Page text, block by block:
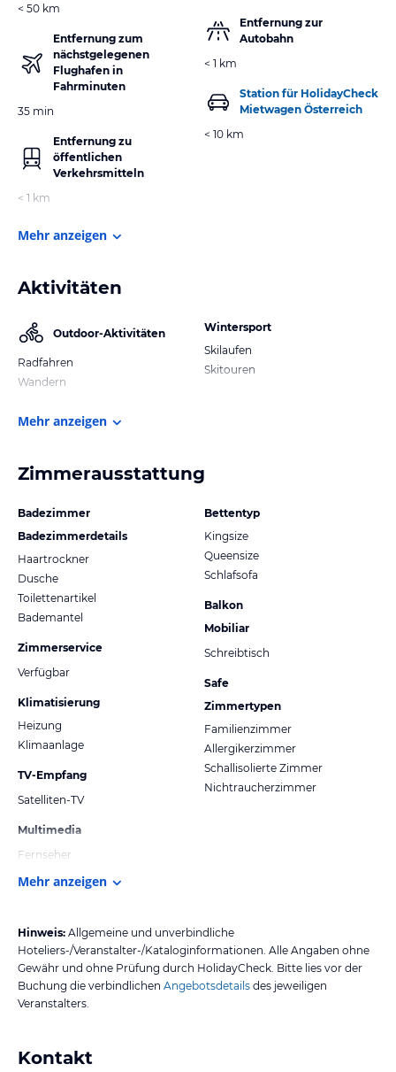
< 50 km
Entfernung zum
nächstgelegenen
Flughafen in
Fahrminuten
35 min
Entfernung zu
öffentlichen
Verkehrsmitteln
< 1 km
Entfernung zur
Autobahn
< 1 km
Station für HolidayCheck
Mietwagen Österreich
< 10 km
Mehr anzeigen
Aktivitäten
Outdoor-Aktivitäten
Radfahren
Wandern
Wintersport
Skilaufen
Skitouren
Mehr anzeigen
Zimmerausstattung
Badezimmer
Badezimmerdetails
Haartrockner
Dusche
Toilettenartikel
Bademantel
Zimmerservice
Verfügbar
Klimatisierung
Heizung
Klimaanlage
TV-Empfang
Satelliten-TV
Multimedia
Fernseher
Bettentyp
Kingsize
Queensize
Schlafsofa
Balkon
Mobiliar
Schreibtisch
Safe
Zimmertypen
Familienzimmer
Allergikerzimmer
Schallisolierte Zimmer
Nichtraucherzimmer
Mehr anzeigen
Hinweis: Allgemeine und unverbindliche
Hoteliers-/Veranstalter-/Kataloginformationen. Alle Angaben ohne
Gewähr und ohne Prüfung durch HolidayCheck. Bitte lies vor der
Buchung die verbindlichen Angebotsdetails des jeweiligen
Veranstalters.
Kontakt